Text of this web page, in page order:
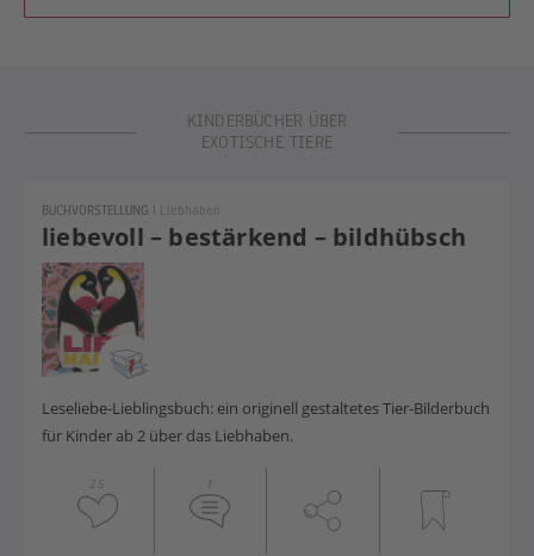
KINDERBÜCHER ÜBER
EXOTISCHE TIERE
liebevoll – bestärkend – bildhübsch
BUCHVORSTELLUNG | Liebhaben
Leseliebe-Lieblingsbuch: ein originell gestaltetes Tier-Bilderbuch
für Kinder ab 2 über das Liebhaben.
25 1